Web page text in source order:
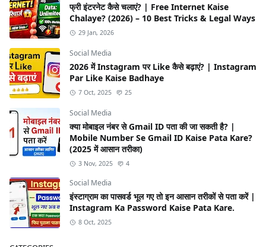
फ्री इंटरनेट कैसे चलाएं? | Free Internet Kaise
Chalaye? (2026) – 10 Best Tricks & Legal Ways
29 Jan, 2026
Social Media
2026 में Instagram पर Like कैसे बढ़ाएं? | Instagram
Par Like Kaise Badhaye
7 Oct, 2025 25
Social Media
क्या मोबाइल नंबर से Gmail ID पता की जा सकती है? |
Mobile Number Se Gmail ID Kaise Pata Kare?
(2025 में आसान तरीका)
3 Nov, 2025 4
Social Media
इंस्टाग्राम का पासवर्ड भूल गए तो इन आसान तरीकों से पता करें |
Instagram Ka Password Kaise Pata Kare.
8 Oct, 2025